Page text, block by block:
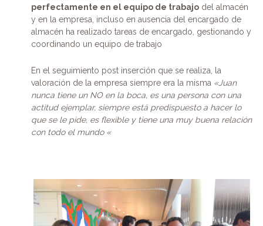
perfectamente en el equipo de trabajodel almacén
y en la empresa, incluso en ausencia del encargado de
almacén ha realizado tareas de encargado, gestionando y
coordinando un equipo de trabajo
En el seguimiento post inserción que se realiza, la
valoración de la empresa siempre era la misma «Juan
nunca tiene un NO en la boca, es una persona con una
actitud ejemplar, siempre está predispuesto a hacer lo
que se le pide, es flexible y tiene una muy buena relación
con todo el mundo «